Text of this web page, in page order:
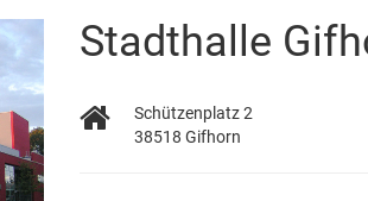
Stadthalle
Schützenplatz 2
38518 Gifhorn